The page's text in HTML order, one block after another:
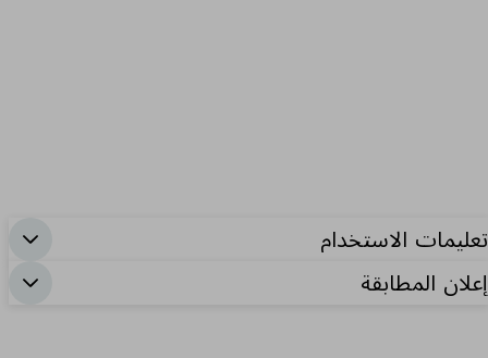
تعليمات الاستخدام
إعلان المطابقة